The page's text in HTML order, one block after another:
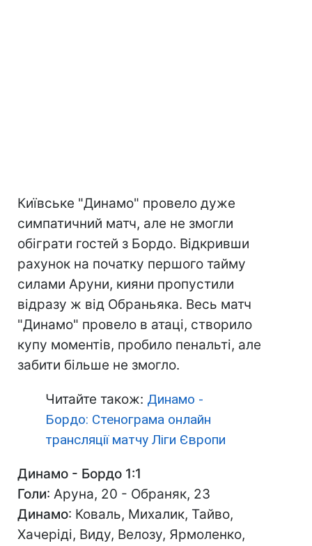
Київське "Динамо" провело дуже
симпатичний матч, але не змогли
обіграти гостей з Бордо. Відкривши
рахунок на початку першого тайму
силами Аруни, кияни пропустили
відразу ж від Обраньяка. Весь матч
"Динамо" провело в атаці, створило
купу моментів, пробило пенальті, але
забити більше не змогло.
Читайте також: Динамо -
Бордо: Стенограма онлайн
трансляції матчу Ліги Європи
Динамо - Бордо 1:1
Голи: Аруна, 20 - Обраняк, 23
Динамо: Коваль, Михалик, Тайво,
Хачеріді, Виду, Велозу, Ярмоленко,